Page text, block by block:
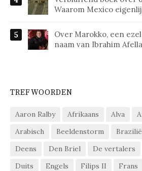
Waarom Mexico
Over Marokko, een
naam van Ibrahim
TREFWOORDEN
Aaron Ralby Afrikaans Alva
Arabisch
Beeldenstorm Brazilië
Deens
Den Briel De vertalers
Duits
Engels Filips II Frans